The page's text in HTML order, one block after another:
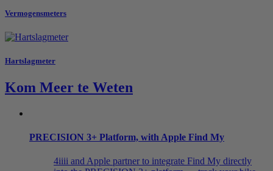
Vermogensmeters
Hartslagmeter
Kom Meer te Weten
PRECISION 3+ Platform, with Apple Find My
4iiii and Apple partner to integrate Find My directly